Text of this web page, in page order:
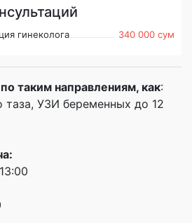
гинеколога 340 000 сум
таким направлениям, как:
таза, УЗИ беременных до 12